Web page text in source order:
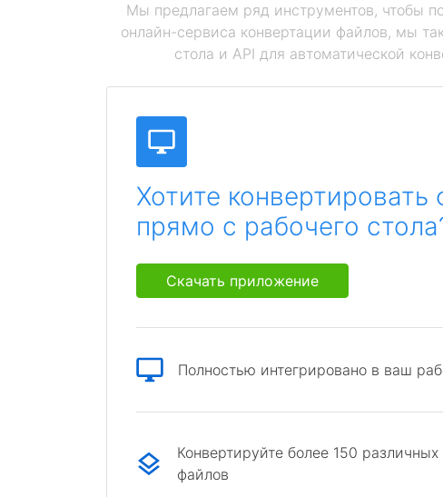
Мы предлагаем ряд инструментов, чтобы
онлайн-сервиса конвертации файлов, мы
стола и API для автоматической
Хотите конвертировать
прямо с рабочего
Скачать приложение
Полностью интегрировано в ваш
Конвертируйте более 150
файлов